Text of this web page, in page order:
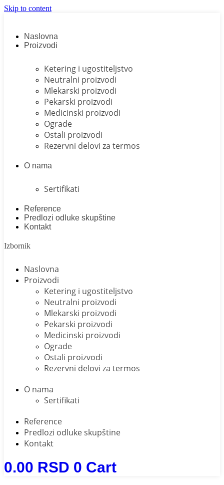
Skip to content
Naslovna
Proizvodi
Ketering i ugostiteljstvo
Neutralni proizvodi
Mlekarski proizvodi
Pekarski proizvodi
Medicinski proizvodi
Ograde
Ostali proizvodi
Rezervni delovi za termos
O nama
Sertifikati
Reference
Predlozi odluke skupštine
Kontakt
Izbornik
Naslovna
Proizvodi
Ketering i ugostiteljstvo
Neutralni proizvodi
Mlekarski proizvodi
Pekarski proizvodi
Medicinski proizvodi
Ograde
Ostali proizvodi
Rezervni delovi za termos
O nama
Sertifikati
Reference
Predlozi odluke skupštine
Kontakt
0.00 RSD 0 Cart